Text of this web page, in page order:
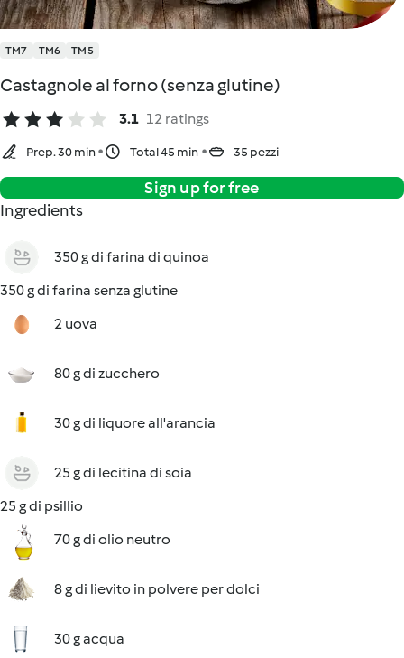
TM7 TM6 TM5
Castagnole al forno (senza glutine)
3.1 12 ratings
Prep. 30 min Total 45 min 35 pezzi
Sign up for free
Ingredients
350 g di farina di quinoa
350 g di farina senza glutine
2 uova
80 g di zucchero
30 g di liquore all'arancia
25 g di lecitina di soia
25 g di psillio
70 g di olio neutro
8 g di lievito in polvere per dolci
30 g acqua